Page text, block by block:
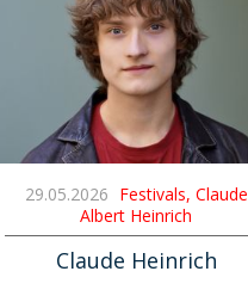
29.05.2026 Festivals, Claude
Albert Heinrich
Claude Heinrich